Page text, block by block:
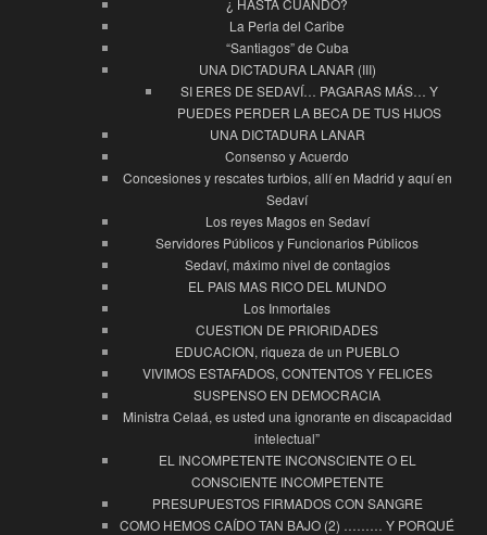
La Perla del Caribe
“Santiagos” de Cuba
UNA DICTADURA LANAR (III)
SI ERES DE SEDAVÍ… PAGARAS MÁS… Y
PUEDES PERDER LA BECA DE TUS HIJOS
UNA DICTADURA LANAR
Consenso y Acuerdo
Concesiones y rescates turbios, allí en Madrid y aquí en
Sedaví
Los reyes Magos en Sedaví
Servidores Públicos y Funcionarios Públicos
Sedaví, máximo nivel de contagios
EL PAIS MAS RICO DEL MUNDO
Los Inmortales
CUESTION DE PRIORIDADES
EDUCACION, riqueza de un PUEBLO
VIVIMOS ESTAFADOS, CONTENTOS Y FELICES
SUSPENSO EN DEMOCRACIA
Ministra Celaá, es usted una ignorante en discapacidad
intelectual”
EL INCOMPETENTE INCONSCIENTE O EL
CONSCIENTE INCOMPETENTE
PRESUPUESTOS FIRMADOS CON SANGRE
COMO HEMOS CAÍDO TAN BAJO (2) ……… Y PORQUÉ